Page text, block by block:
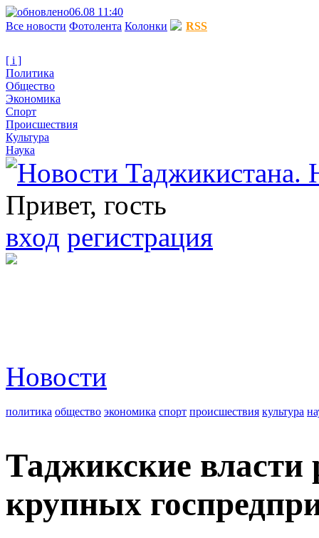
06.08 11:40
Все новости Фотолента Колонки RSS
[ i ]
Политика
Общество
Экономика
Спорт
Происшествия
Культура
Наука
Привет, гость
вход регистрация
Новости
политика общество экономика спорт происшествия культура
Таджикские власти
крупных